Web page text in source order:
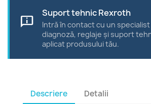
chat_info
Suport tehnic Rexroth
Intră în contact cu un
diagnoză, reglaje și suport
aplicat produsului tău.
Descriere Detalii